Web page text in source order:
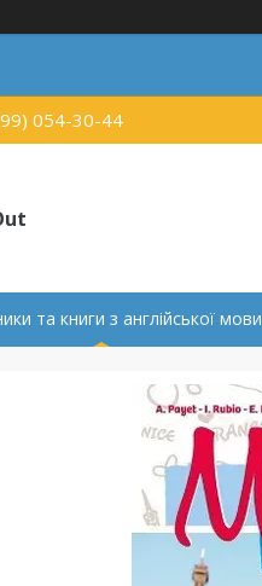
054-30-44
та книги з англійської мови